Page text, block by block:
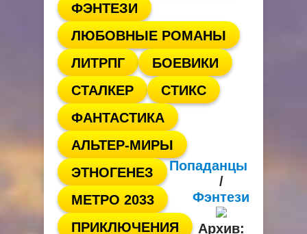
ТРИЛЛЕРЫ
ФЭНТЕЗИ
ЛЮБОВНЫЕ РОМАНЫ
ЛИТРПГ
БОЕВИКИ
СТАЛКЕР
СТИКС
ФАНТАСТИКА
АЛЬТЕР-МИРЫ
ЭТНОГЕНЕЗ
МЕТРО 2033
ПРИКЛЮЧЕНИЯ
Попаданцы
/
Фэнтези
Архив: